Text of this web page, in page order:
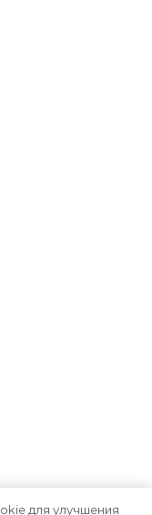
для улучшения